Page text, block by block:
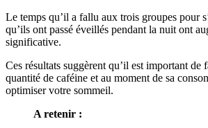
Le temps qu’il a fallu aux trois groupes pour
qu’ils ont passé éveillés pendant la nuit ont
significative.
Ces résultats suggèrent qu’il est important de
quantité de caféine et au moment de sa
optimiser votre sommeil.
A retenir :